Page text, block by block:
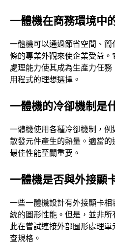
一體機在商務環境中
一體機可以通過節省空間、
條的專業外觀來使企業受益
處理能力使其成為生產力任
用程式的理想選擇。
一體機的冷卻機制是
一體機使用各種冷卻機制，
散發元件產生的熱量。適當
最佳性能至關重要。
一體機是否與外接顯
一些一體機設計有外接顯卡
統的圖形性能。但是，並非
此在嘗試連接外部圖形處理
查規格。